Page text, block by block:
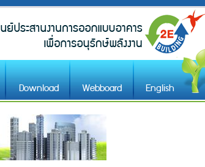
Download Webboard English